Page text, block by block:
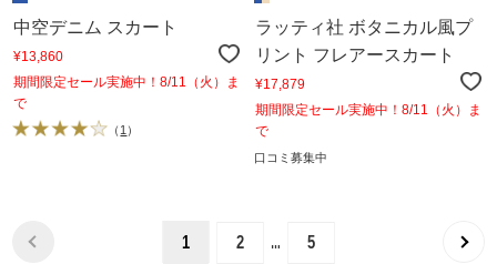
中空デニム スカート
¥13,860
期間限定セール実施中！8/11（火）ま
で
（ 1 ）
ラッティ社 ボタニカル風プ
リント フレアースカート
¥17,879
期間限定セール実施中！8/11（火）ま
で
口コミ募集中
1 2 … 5